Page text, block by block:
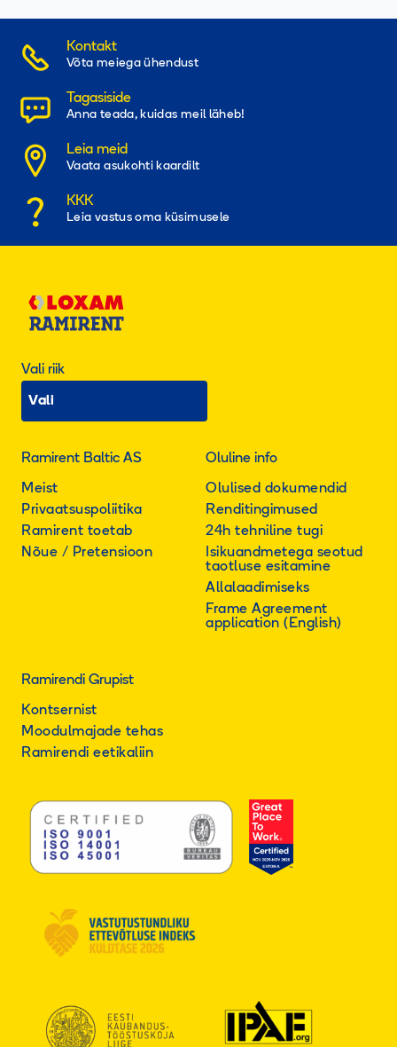
Kontakt
Võta meiega ühendust
Tagasiside
Anna teada, kuidas meil läheb!
Leia meid
Vaata asukohti kaardilt
KKK
Leia vastus oma küsimusele
Vali riik
Vali
Ramirent Baltic AS
Meist
Privaatsuspoliitika
Ramirent toetab
Nõue / Pretensioon
Oluline info
Olulised dokumendid
Renditingimused
24h tehniline tugi
Isikuandmetega seotud
taotluse esitamine
Allalaadimiseks
Frame Agreement
application (English)
Ramirendi Grupist
Kontsernist
Moodulmajade tehas
Ramirendi eetikaliin